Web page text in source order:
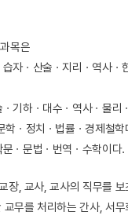
목은
자ㆍ산술ㆍ지리ㆍ역사ㆍ
기하ㆍ대수ㆍ역사ㆍ물
학ㆍ정치ㆍ법률ㆍ경제철
ㆍ문법ㆍ번역ㆍ수학이다.
장, 교사, 교사의 직무를 보
무를 처리하는 간사, 서무